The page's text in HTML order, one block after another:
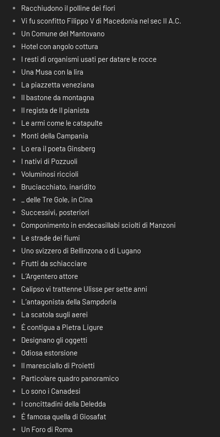
Racchiudono il polline dei fiori
Vi fu sconfitto Filippo V di Macedonia nel sec II A.C.
Un Comune del Mantovano
Hotel con angolo cottura
I resti di organismi usati per datare le rocce
Una Musa con la lira
La piazzetta veneziana
Il bastone da montagna
Il regista de Il pianista
Le armi come le catapulte
Monti della Campania
Lo era il poeta Ginsberg
I nativi di Pozzuoli
Voluminosi riccioli
Bruciacchiato, inaridito
_ delle Tre Gole, in Cina
Successivi, posteriori
Componimento in endecasillabi sciolti di Manzoni
Le strade dei fiumi
Uno svizzero di Bellinzona o di Lugano
Frutti da schiacciare
L’Argentero attore
Calipso vi trattenne Ulisse per sette anni
L’antagonista della Sampdoria
La scatola sugli aerei
É contigua a Pietra Ligure
Designano gli oggetti
Odiosa estorsione
Il maresciallo di Proietti
Particolare quadro panoramico
Lo sono i Canadesi
I concittadini della Deledda
É famosa quella di Giosafat
Un Foro di Roma